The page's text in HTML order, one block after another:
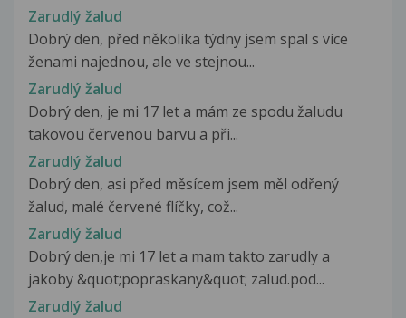
Zarudlý žalud
Dobrý den, před několika týdny jsem spal s více
ženami najednou, ale ve stejnou...
Zarudlý žalud
Dobrý den, je mi 17 let a mám ze spodu žaludu
takovou červenou barvu a při...
Zarudlý žalud
Dobrý den, asi před měsícem jsem měl odřený
žalud, malé červené flíčky, což...
Zarudlý žalud
Dobrý den,je mi 17 let a mam takto zarudly a
jakoby &quot;popraskany&quot; zalud.pod...
Zarudlý žalud